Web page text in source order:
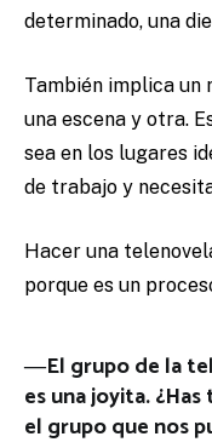
determinado, una
También implica un
una escena y otra.
sea en los lugares
de trabajo y
Hacer una
porque es un
―El grupo de la
es una joyita.
el grupo que nos